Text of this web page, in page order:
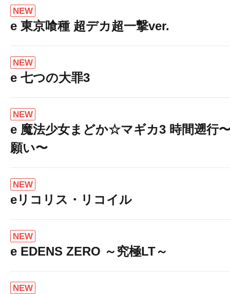
NEW
e 東京喰種 超デカ超一撃ver.
NEW
e 七つの大罪3
NEW
e 魔法少女まどか☆マギカ3 時間遡行
願い〜
NEW
eリコリス・リコイル
NEW
e EDENS ZERO ～究極LT～
NEW